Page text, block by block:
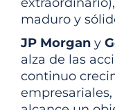
maduro y
JP Morgan y
alza de las
continuo
empresariales,